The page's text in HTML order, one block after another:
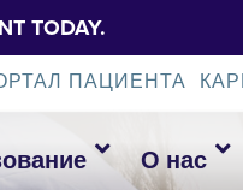
TODAY.
ПАЦИЕНТА
О нас